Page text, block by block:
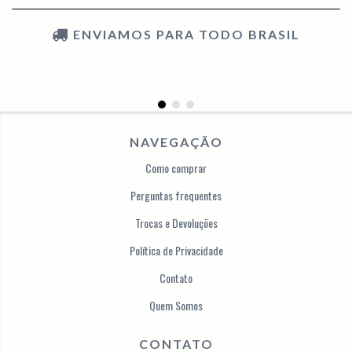
ENVIAMOS PARA TODO BRASIL
NAVEGAÇÃO
Como comprar
Perguntas frequentes
Trocas e Devoluções
Política de Privacidade
Contato
Quem Somos
CONTATO